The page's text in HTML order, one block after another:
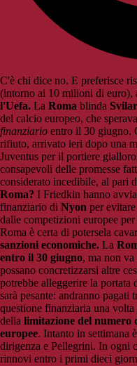
C'è chi dice no. E preferisce
(intorno ai 10 milioni di euro),
l'Uefa. La Roma blinda Svilar
del calcio europeo, che
finanziario entro il 30 giugno.
rifiuto, arrivato ieri dopo una
Juventus per il portiere
consapevoli delle promesse
considerato incedibile, al pari
Roma? I Friedkin hanno
finanziario di Nyon per
dalle competizioni europee
Roma è certa di potersela
sanzioni economiche. La
entro il 30 giugno, ma non va
possano concretizzarsi altre
potrebbe alleggerire la portata
sarà pesante: andranno
questione finanziaria una
della limitazione del numero
europee. Intanto in settimana
dirigenza e Pellegrini. In ogni
rinnovi entro i primi dieci